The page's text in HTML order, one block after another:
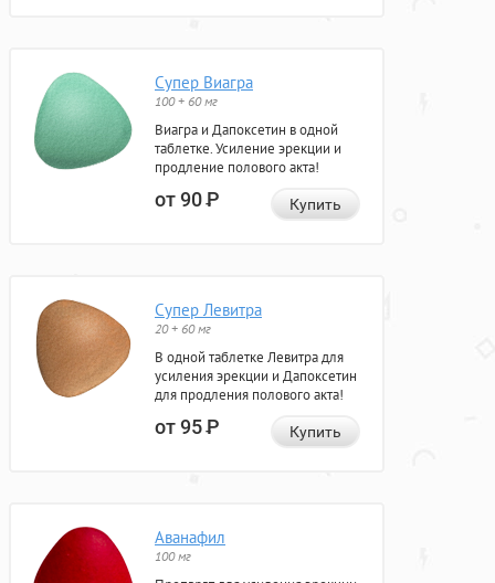
Супер Виагра
100 + 60 мг
Виагра и Дапоксетин в одной
таблетке. Усиление эрекции и
продление полового акта!
от 90Р Купить
Супер Левитра
20 + 60 мг
В одной таблетке Левитра для
усиления эрекции и Дапоксетин
для продления полового акта!
от 95Р Купить
Аванафил
100 мг